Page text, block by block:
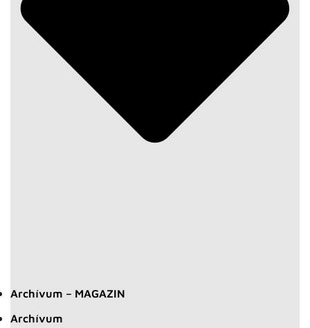
Archívum – MAGAZIN
Archívum